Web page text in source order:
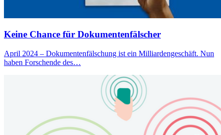
Keine Chance für Dokumentenfälscher
April 2024 – Dokumentenfälschung ist ein Milliardengeschäft. Nun
haben Forschende des…